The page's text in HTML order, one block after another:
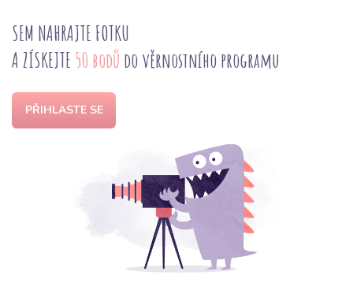
SEM NAHRAJTE FOTKU
A ZÍSKEJTE 50 bodů do věrnostního programu
PŘIHLASTE SE